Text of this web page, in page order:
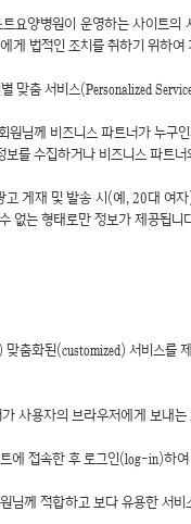
요양병원이 운영하는 사이트
게 법적인 조치를 취하기 위하
맞춤 서비스(Personalized
원님께 비즈니스 파트너가 누
를 수집하거나 비즈니스 파트
게재 및 발송 시(예, 20대 여
없는 형태로만 정보가 제공됩니
춤화된(customized) 서비스를
사용자의 브라우저에게 보내
에 접속한 후 로그인(log-in)하
님께 적합하고 보다 유용한 서